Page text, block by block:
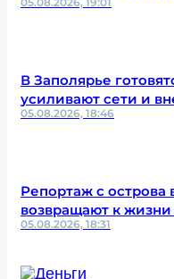
В Заполярье
усиливают сети и
05.08.2026, 18:46
Репортаж с острова
возвращают к
05.08.2026, 18:31